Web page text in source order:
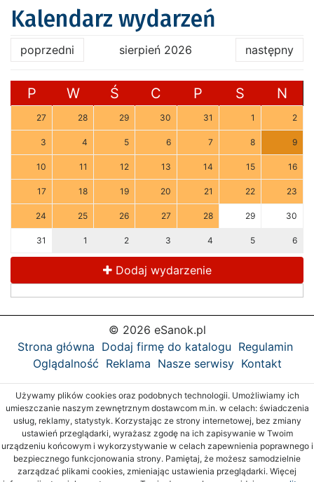
Kalendarz wydarzeń
poprzedni sierpień 2026 następny
P W Ś C P S N
27 28 29 30 31 1 2
3 4 5 6 7 8 9
10 11 12 13 14 15 16
17 18 19 20 21 22 23
24 25 26 27 28 29 30
31 1 2 3 4 5 6
Dodaj wydarzenie
© 2026 eSanok.pl
Strona główna Dodaj firmę do katalogu Regulamin
Oglądalność Reklama Nasze serwisy Kontakt
Używamy plików cookies oraz podobnych technologii. Umożliwiamy ich
umieszczanie naszym zewnętrznym dostawcom m.in. w celach: świadczenia
usług, reklamy, statystyk. Korzystając ze strony internetowej, bez zmiany
ustawień przeglądarki, wyrażasz zgodę na ich zapisywanie w Twoim
urządzeniu końcowym i wykorzystywanie w celach zapewnienia poprawnego i
bezpiecznego funkcjonowania strony. Pamiętaj, że możesz samodzielnie
zarządzać plikami cookies, zmieniając ustawienia przeglądarki. Więcej